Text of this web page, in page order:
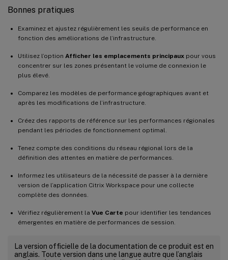
Bonnes pratiques
Examinez et ajustez régulièrement les seuils de performance en
fonction des améliorations de l’infrastructure.
Utilisez l’option Afficher les emplacements principaux pour vous
concentrer sur les zones présentant le volume de connexion le
plus élevé.
Comparez les modèles de performance géographiques avant et
après les modifications de l’infrastructure.
Créez des rapports de référence sur les performances régionales
pendant les périodes de fonctionnement optimal.
Tenez compte des conditions du réseau régional lors de la
définition des attentes en matière de performances.
Informez les utilisateurs de la nécessité de passer à la dernière
version de l’application Citrix Workspace pour une collecte
complète des données.
Vérifiez régulièrement la Vue Carte pour identifier les tendances
émergentes en matière de performances de session.
La version officielle de la documentation de ce produit est en
anglais. Toute version dans une langue autre que l’anglais